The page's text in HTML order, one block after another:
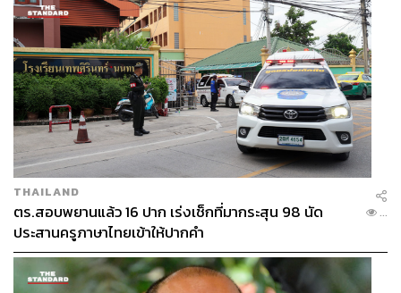
THAILAND
ตร.สอบพยานแล้ว 16 ปาก เร่งเช็กที่มากระสุน 98 นัด
ประสานครูภาษาไทยเข้าให้ปากคำ
...